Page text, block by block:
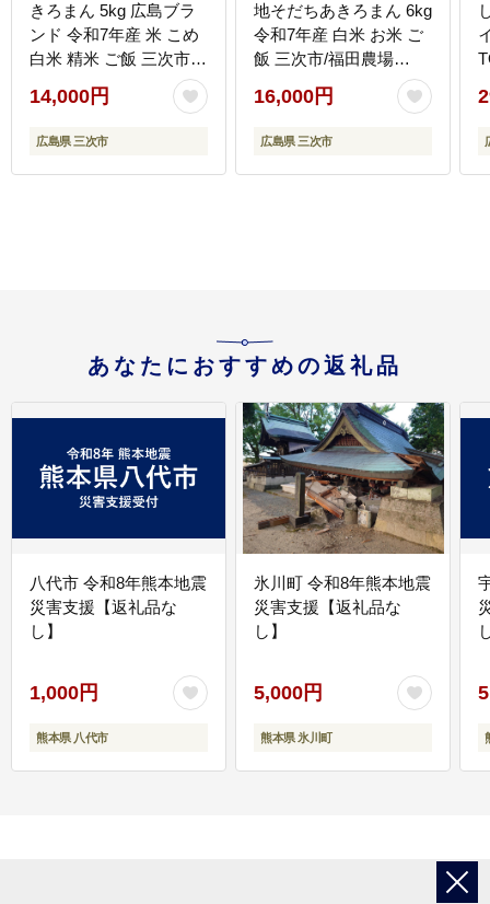
きろまん 5kg 広島ブラ
ンド 令和7年産 米 こめ
白米 精米 ご飯 三次市 /
福田農場 [APBM019]
14,000円
広島県 三次市
地そだちあきろまん 6kg
令和7年産 白米 お米 ご
飯 三次市/福田農場
[APBM005]
16,000円
広島県 三次市
あなたにおすすめの返礼品
八代市 令和8年熊本地震
災害支援【返礼品な
し】
1,000円
熊本県 八代市
氷川町 令和8年熊本地震
災害支援【返礼品な
し】
5,000円
熊本県 氷川町